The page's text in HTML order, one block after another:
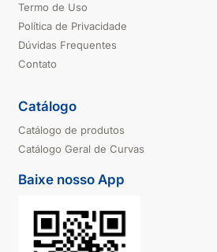
Termo de Uso
Política de Privacidade
Dúvidas Frequentes
Contato
Catálogo
Catálogo de produtos
Catálogo Geral de Curvas
Baixe nosso App